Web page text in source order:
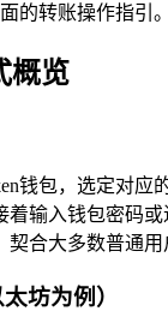
的转账操作指引。
概览
钱包，选定对
输入钱包密码
契合大多数普通
坊为例）